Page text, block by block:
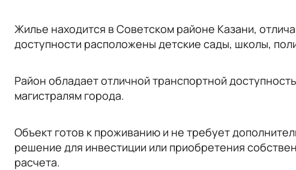
Жилье нaxодитcя в Cоветcкoм райoнe Kазaни,
доступности расположены детские сады, школы,
Район обладает отличной транспортной
магистралям города.
Объект готов к проживанию и не требует
решение для инвестиции или приобретения
расчета.